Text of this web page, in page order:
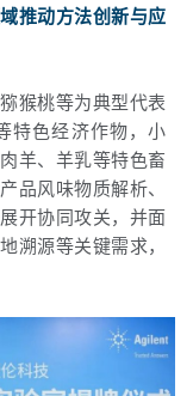
推动方法创新与应
猴桃等为典型代表
特色经济作物，小
羊、羊乳等特色畜
品风味物质解析、
开协同攻关，并面
溯源等关键需求，